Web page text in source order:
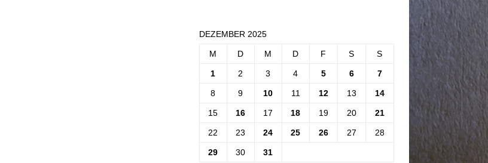
DEZEMBER 2025
M D M D F S S
1 2 3 4 5 6 7
8 9 10 11 12 13 14
15 16 17 18 19 20 21
22 23 24 25 26 27 28
29 30
31